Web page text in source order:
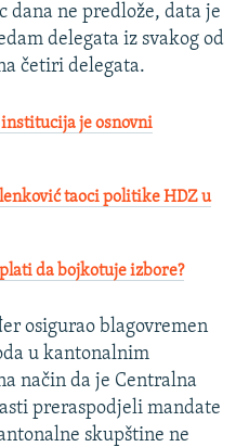
dana ne predlože, data je
delegata iz svakog od
četiri delegata.
je osnovni
taoci politike HDZ u
da bojkotuje izbore?
osigurao blagovremen
u kantonalnim
način da je Centralna
preraspodjeli mandate
skupštine ne